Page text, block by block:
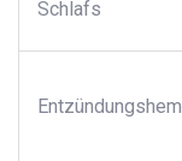
Schlafs